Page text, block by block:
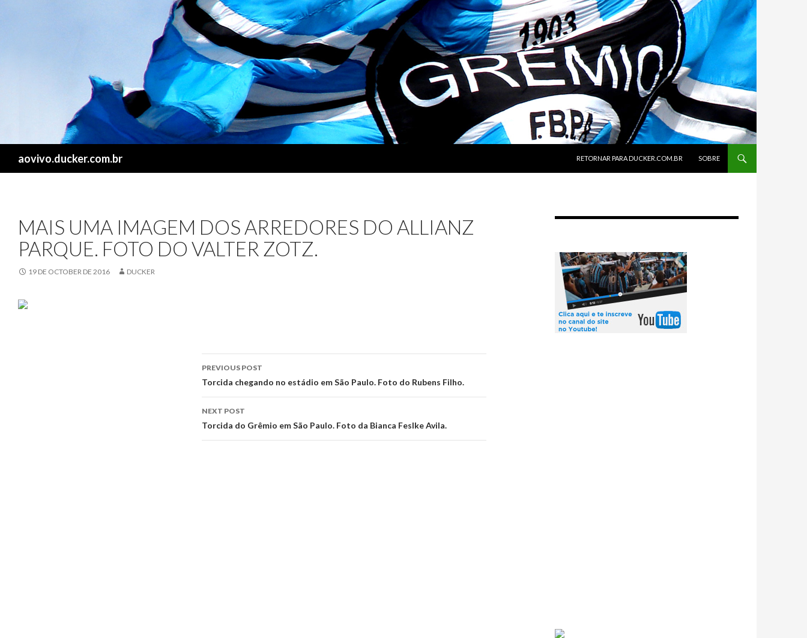
aovivo.ducker.com.br
RETORNAR PARA DUCKER.COM.BR
SOBRE
MAIS UMA IMAGEM DOS ARREDORES DO ALLIANZ
PARQUE. FOTO DO VALTER ZOTZ.
19 DE OCTOBER DE 2016 DUCKER
Post
navigation
PREVIOUS POST
Torcida chegando no estádio em São Paulo. Foto do Rubens Filho.
NEXT POST
Torcida do Grêmio em São Paulo. Foto da Bianca Feslke Avila.